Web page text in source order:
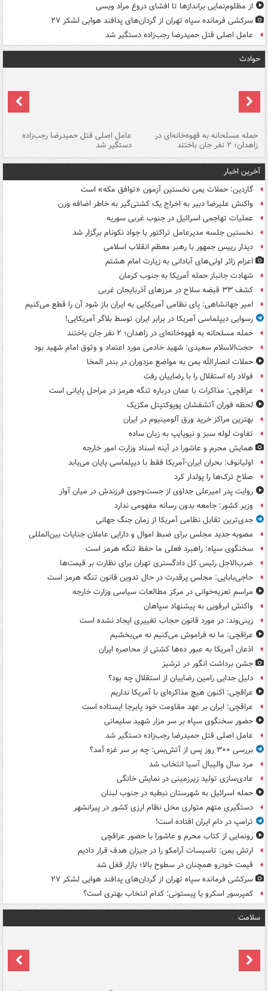
از مظلوم‌نمایی براندازها تا افشای دروغ مراد ویسی
سرکشی فرمانده سپاه تهران از گردان‌های پدافند هوایی لشکر ۲۷
عامل اصلی قتل حمیدرضا رجب‌زاده دستگیر شد
حوادث
حمله مسلحانه به قهوه‌خانه‌ای در
زاهدان؛ ۲ نفر جان باختند
عامل اصلی قتل حمیدرضا رجب‌زاده
دستگیر شد
آخرین اخبار
گاردین: حملات یمن نخستین آزمون «توافق مکه» است
واکنش علیرضا دبیر به اخراج یک کشتی‌گیر به خاطر اضافه وزن
عملیات تهاجمی اسرائیل در جنوب غربی سوریه
نخستین جلسه مدیرعامل تراکتور با جواد نکونام برگزار شد
دیدار رییس جمهور با رهبر معظم انقلاب اسلامی
اعزام زائر اولی‌های آبادانی به زیارت امام هشتم
شهادت جانباز حمله آمریکا به جنوب کرمان
کشف ۳۳ قبضه سلاح در مرزهای آذربایجان غربی
امیر جهانشاهی: پای نظامی آمریکایی به ایران باز شود آن را قطع می‌کنیم
رسوایی دیپلماسی آمریکا در برابر ایران توسط بلاگر آمریکایی!
حمله مسلحانه به قهوه‌خانه‌ای در زاهدان؛ ۲ نفر جان باختند
حجت‌الاسلام سعیدی: شهید خادمی مورد اعتماد و وثوق امام شهید بود
حملات انصارالله یمن به مواضع مزدوران در بندر المخا
فولاد راه استقلال را با رضاییان رفت
عراقچی: مذاکرات با عمان درباره تنگه هرمز در مراحل پایانی است
لحظه فوران آتشفشان پوپوکتپتل مکزیک
بهترین مراکز خرید ورق آلومینیوم در ایران
تفاوت لوله سبز و نیوپایپ به زبان ساده
همایش محرم و عاشورا در آینه اسناد وزارت امور خارجه
اولیانوف: بحران ایران-آمریکا فقط با دیپلماسی پایان می‌یابد
صلاح ترک‌ها را پولدار کرد
روایت پدر امیرعلی جداوی از جست‌وجوی فرزندش در میان آوار
وزیر کشور: جامعه بدون رسانه مفهومی ندارد
جدی‌ترین تقابل نظامی آمریکا از زمان جنگ جهانی
مصوبه جدید مجلس برای ضبط اموال و دارایی عاملان جنایات بین‌المللی
سخنگوی سپاه: راهبرد فعلی ما حفظ تنگه هرمز است
ضرب‌الاجل رئیس کل دادگستری تهران برای نظارت بر قیمت‌ها
حاجی‌بابایی: مجلس پرقدرت در حال تدوین قانون تنگه هرمز است
مراسم تعزیه‌خوانی در مرکز مطالعات سیاسی وزارت خارجه
واکنش ابرقویی به پیشنهاد سپاهان
زینی‌وند: در مورد قانون حجاب تغییری ایجاد نشده است
عراقچی: ما نه فراموش می‌کنیم نه می‌بخشیم
اذعان آمریکا به عبور ده‌ها کشتی از محاصره ایران
جشن برداشت انگور در ترشیز
دلیل جدایی رامین رضاییان از استقلال چه بود؟
عراقچی: اکنون هیچ مذاکره‌ای با آمریکا نداریم
عراقچی: ایران بر عهد مقاومت خود پابرجا ایستاده است
حضور سخنگوی سپاه بر سر مزار شهید سلیمانی
عامل اصلی قتل حمیدرضا رجب‌زاده دستگیر شد
بررسی ۳۰۰ روز پس از آتش‌بس: چه بر سر غزه آمد؟
مرد سال والیبال آسیا انتخاب شد
عادی‌سازی تولید زیرزمینی در نمایش خانگی
حمله اسرائیل به شهرستان نبطیه در جنوب لبنان
دستگیری متهم متواری مخل نظام ارزی کشور در پیرانشهر
ترامپ در دام ایران افتاده است!
رونمایی از کتاب محرم و عاشورا با حضور عراقچی
ارتش یمن: تاسیسات آرامکو را در جیزان هدف قرار دادیم
قیمت خودرو همچنان در سطوح بالا؛ بازار قفل شد
سرکشی فرمانده سپاه تهران از گردان‌های پدافند هوایی لشکر ۲۷
کمپرسور اسکرو یا پیستونی: کدام انتخاب بهتری است؟
سلامت